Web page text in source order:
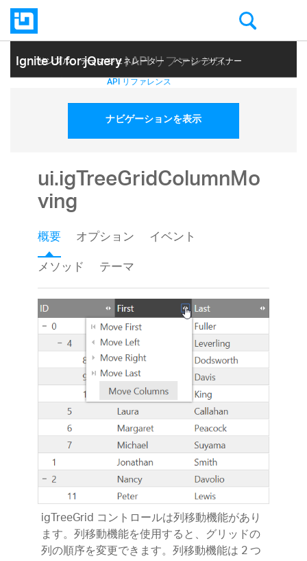
Ignite UI for jQuery| API リファレンス
サンプル テーマ ジェネレーター ページ デザイナー
ヘルプ トピック API リファレンス
ナビゲーションを表示
ui.igTreeGridColumnMo
ving
概要 オプション
イベント
メソッド
テーマ
igTreeGrid コントロールは列移動機能があり
ます。列移動機能を使用すると、グリッドの
列の順序を変更できます。列移動機能は 2 つ